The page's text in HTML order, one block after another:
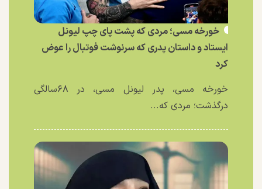
خورخه مسی؛ مردی که پشت پای چپ لیونل
ایستاد و داستان پدری که سرنوشت فوتبال را عوض
کرد
خورخه مسی، پدر لیونل مسی، در ۶۸سالگی
درگذشت؛ مردی که...